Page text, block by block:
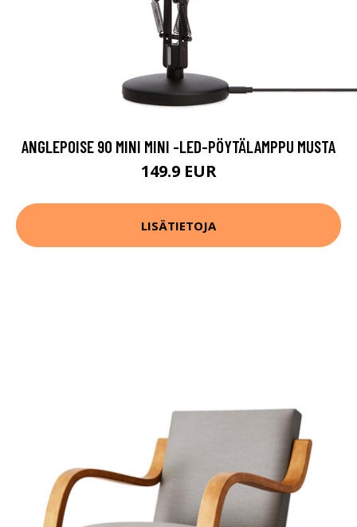
ANGLEPOISE 90 MINI MINI -LED-PÖYTÄLAMPPU MUSTA
149.9 EUR
LISÄTIETOJA